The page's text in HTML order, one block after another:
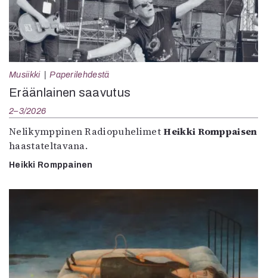
Musiikki Paperilehdestä
Eräänlainen saavutus
2–3/2026
Nelikymppinen RadiopuhelimetHeikki Romppaisen
haastateltavana.
Heikki Romppainen